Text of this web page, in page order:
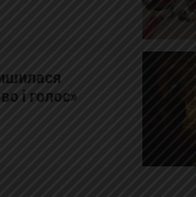
і голос»